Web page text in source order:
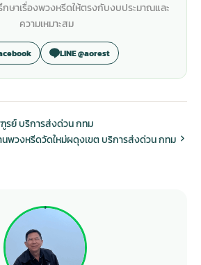
กษาเรื่องพวงหรีดให้ตรงกับงบประมาณและ
ความเหมาะสม
LINE @aorest
รย์ บริการส่งด่วน กทม
นพวงหรีดวัดใหม่ผดุงเขต บริการส่งด่วน กทม